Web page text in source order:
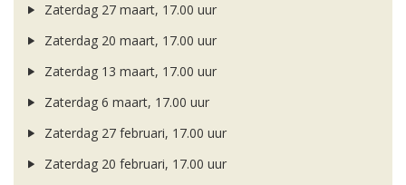
Zaterdag 27 maart, 17.00 uur
Zaterdag 20 maart, 17.00 uur
Zaterdag 13 maart, 17.00 uur
Zaterdag 6 maart, 17.00 uur
Zaterdag 27 februari, 17.00 uur
Zaterdag 20 februari, 17.00 uur